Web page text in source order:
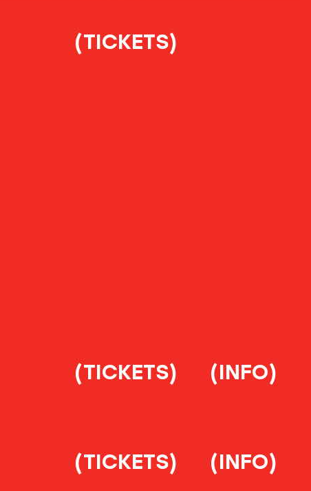
(TICKETS)
(TICKETS) (INFO)
(TICKETS) (INFO)